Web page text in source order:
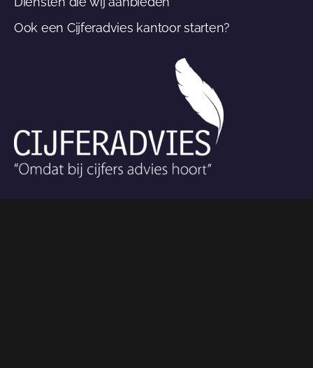
Ook een Cijferadvies kantoor starten?